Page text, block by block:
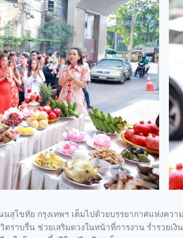
สุโขทัย กรุงเทพฯ เต็มไปด้วยบรรยากาศแห่งคว
ราบรื่น ช่วยเสริมดวงในหน้าที่การงาน ร่ำรวยเงิ